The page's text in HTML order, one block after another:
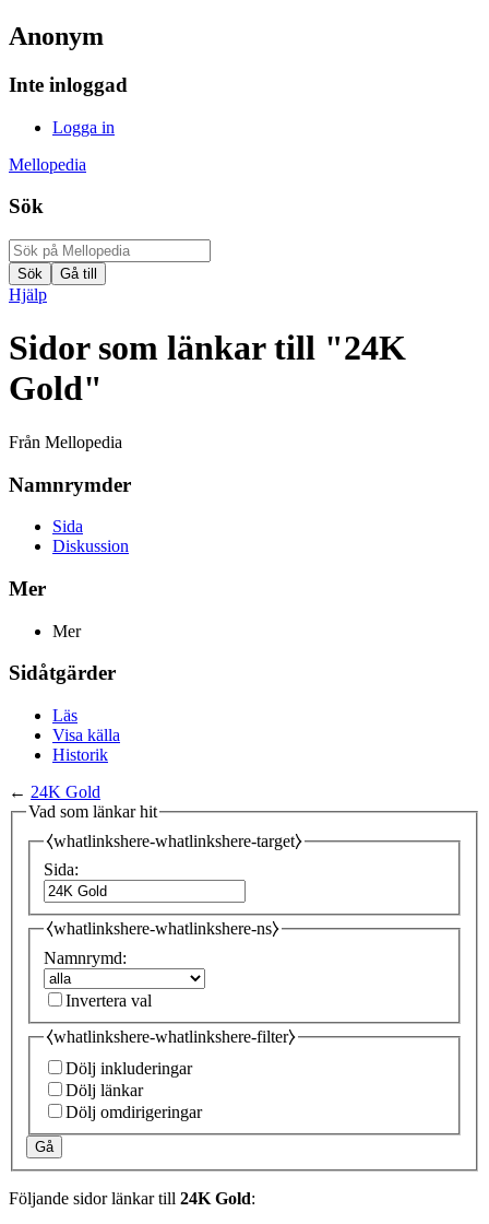
Anonym
Inte inloggad
Logga in
Mellopedia
Sök
Hjälp
Sidor som länkar till "24K
Gold"
Från Mellopedia
Namnrymder
Sida
Diskussion
Mer
Mer
Sidåtgärder
Läs
Visa källa
Historik
← 24K Gold
Vad som länkar hit
⧼whatlinkshere-whatlinkshere-target⧽
Sida:
⧼whatlinkshere-whatlinkshere-ns⧽
Namnrymd:
Invertera val
⧼whatlinkshere-whatlinkshere-filter⧽
Dölj inkluderingar
Dölj länkar
Dölj omdirigeringar
Gå
Följande sidor länkar till 24K Gold: